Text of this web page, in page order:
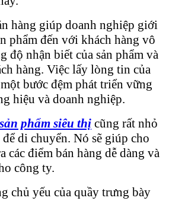
hàng giúp doanh nghiệp giới
phẩm đến với khách hàng vô
độ nhận biết của sản phẩm và
hàng. Việc lấy lòng tin của
bước đệm phát triển vững
hiệu và doanh nghiệp.
phẩm siêu thị cũng rất nhỏ
di chuyển. Nó sẽ giúp cho
các điểm bán hàng dễ dàng và
công ty.
chủ yếu của quầy trưng bày